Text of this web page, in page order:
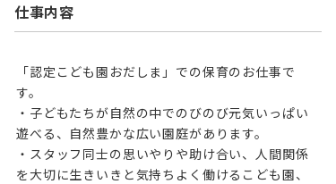
仕事内容
「認定こども園おだしま」での保育のお仕事で
す。
・子どもたちが自然の中でのびのび元気いっぱい
遊べる、自然豊かな広い園庭があります。
・スタッフ同士の思いやりや助け合い、人間関係
を大切に生きいきと気持ちよく働けるこども園、